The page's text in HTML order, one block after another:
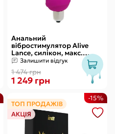
Анальний
вібростимулятор Alive
Lance, силікон, макс.
діаметр 2,9 см
(передостання кулька)
Залишити відгук
1 474 грн
1 249 грн
ТОП ПРОДАЖІВ
АКЦІЯ
-15%